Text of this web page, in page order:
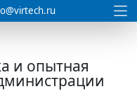
и опытная